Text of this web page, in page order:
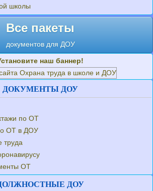
школы
Все пакеты
документов для ДОУ
наш баннер!
ДОКУМЕНТЫ ДОУ
по ОТ
ОТ в ДОУ
труда
ОТ
ДОУ